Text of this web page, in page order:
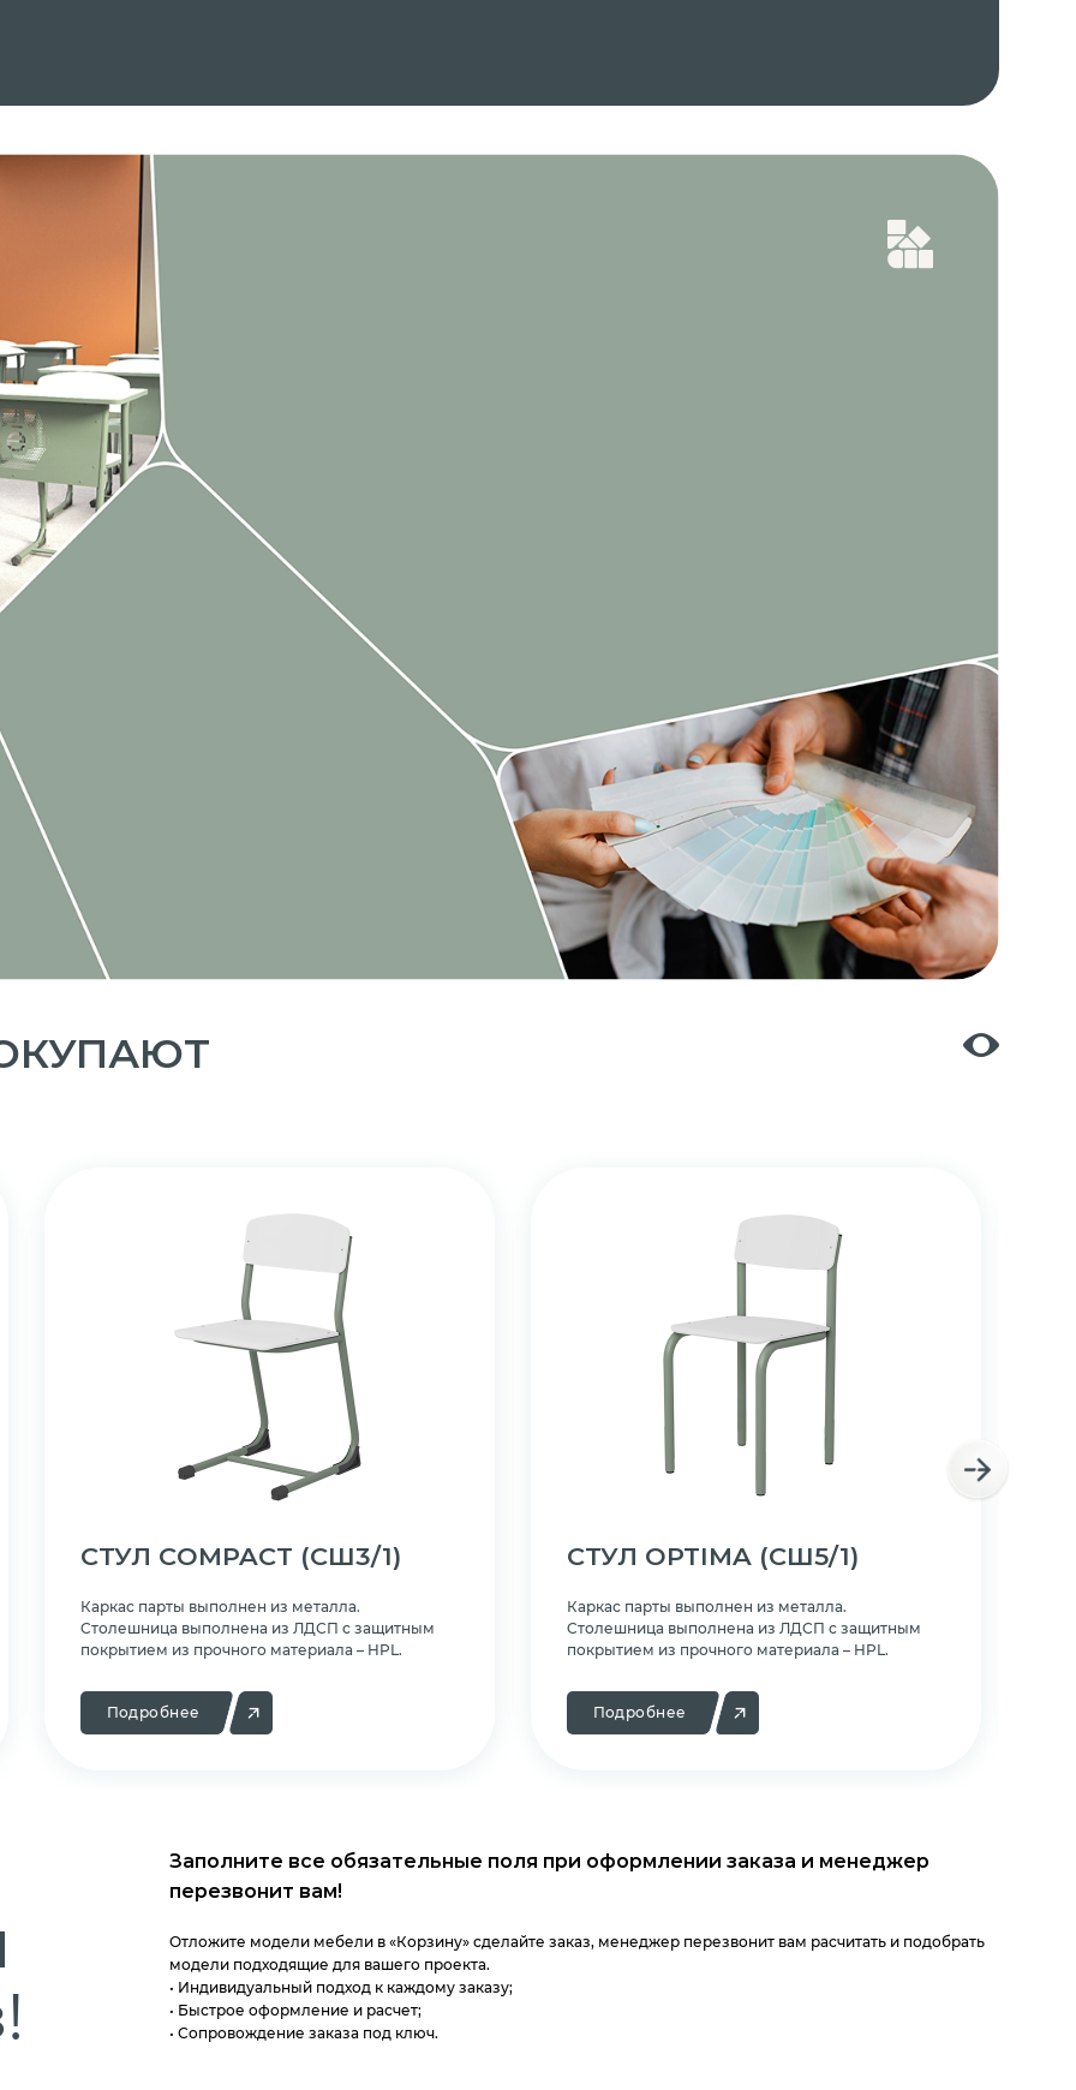
СТУЛ COMPACT (СШ3/1)
Каркас парты выполнен из металла.
Cтолешница выполнена из ЛДСП с защитным
покрытием из прочного материала – HPL.
Подробнее
СТУЛ OPTIMA (СШ5/1)
Каркас парты выполнен из металла.
Cтолешница выполнена из ЛДСП с защитным
покрытием из прочного материала – HPL.
Подробнее
Заполните все обязательные поля при оформлении заказа и менеджер
перезвонит вам!
Отложите модели мебели в «Корзину» сделайте заказ, менеджер перезвонит вам расчитать и подобрать
модели подходящие для вашего проекта.
• Индивидуальный подход к каждому заказу;
• Быстрое оформление и расчет;
• Сопровождение заказа под ключ.